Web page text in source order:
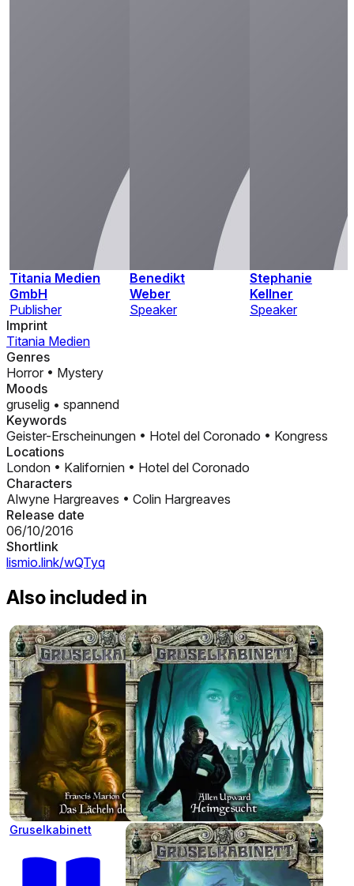
Titania Medien
GmbH
Publisher
Benedikt
Weber
Speaker
Stephanie
Kellner
Speaker
Imprint
Titania Medien
Genres
Horror • Mystery
Moods
gruselig • spannend
Keywords
Geister-Erscheinungen • Hotel del Coronado • Kongress
Locations
London • Kalifornien • Hotel del Coronado
Characters
Alwyne Hargreaves • Colin Hargreaves
Release date
06/10/2016
Shortlink
lismio.link/wQTyq
Also included in
Gruselkabinett